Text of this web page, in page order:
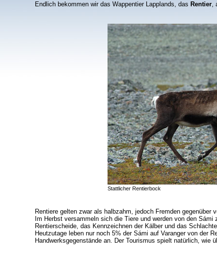
Stattlicher Rentierbock
Endlich bekommen wir das Wappentier Lapplands, das Rentier,
Rentiere gelten zwar als halbzahm, jedoch Fremden gegenüber
Im Herbst versammeln sich die Tiere und werden von den
Rentierscheide, das Kennzeichnen der Kälber und das
Heutzutage leben nur noch 5% der Sámi auf Varanger von der
Handwerksgegenstände an. Der Tourismus spielt natürlich, wie